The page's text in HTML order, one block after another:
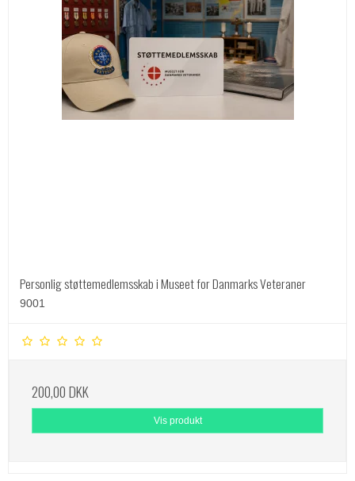
Personlig støttemedlemsskab i Museet for Danmarks Veteraner
9001
200,00 DKK
Vis produkt